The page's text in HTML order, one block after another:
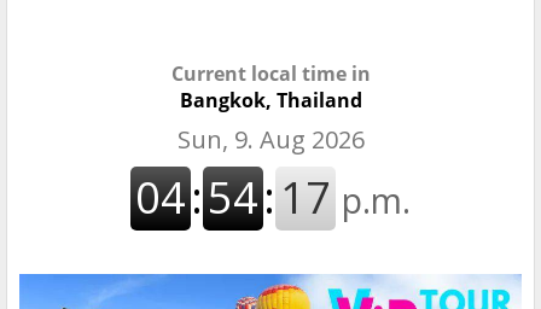
Current local time in
Bangkok, Thailand